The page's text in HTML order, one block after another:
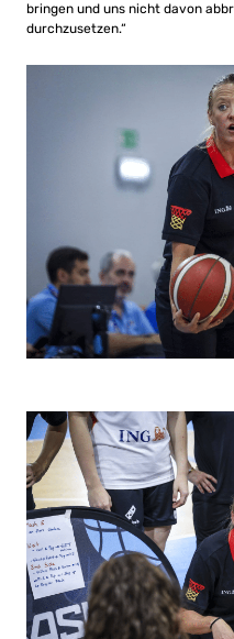
bringen und uns nicht davon
durchzusetzen.“